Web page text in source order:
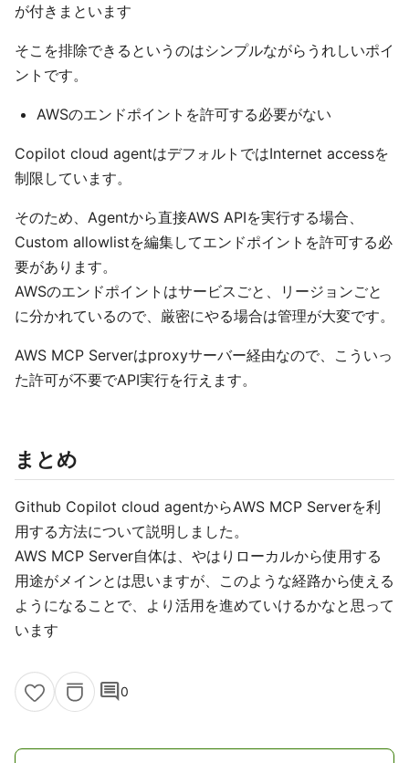
が付きまといます
そこを排除できるというのはシンプルながらうれしいポイ
ントです。
AWSのエンドポイントを許可する必要がない
Copilot cloud agentはデフォルトではInternet accessを
制限しています。
そのため、Agentから直接AWS APIを実行する場合、
Custom allowlistを編集してエンドポイントを許可する必
要があります。
AWSのエンドポイントはサービスごと、リージョンごと
に分かれているので、厳密にやる場合は管理が大変です。
AWS MCP Serverはproxyサーバー経由なので、こういっ
た許可が不要でAPI実行を行えます。
まとめ
Github Copilot cloud agentからAWS MCP Serverを利
用する方法について説明しました。
AWS MCP Server自体は、やはりローカルから使用する
用途がメインとは思いますが、このような経路から使える
ようになることで、より活用を進めていけるかなと思って
います
comment0